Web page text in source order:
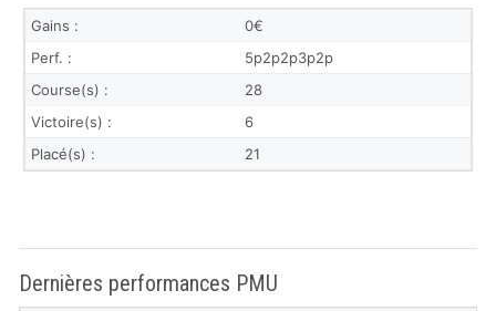
Gains :
0€
Perf. :
5p2p2p3p2p
Course(s) :
28
Victoire(s) :
6
Placé(s) :
21
Dernières performances PMU